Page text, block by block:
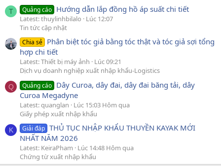
T Quảng cáo Hướng dẫn lắp đồng hồ áp suất chi tiết
Latest: thuylinhbilalo
Lúc 12:07
Tin tức cập nhật
Chia sẻ Phân biệt tóc giả bằng tóc thật và tóc giả sợi tổng
hợp chi tiết
Latest: Thiết bị máy ảnh
Lúc 09:21
Dịch vụ doanh nghiệp xuất nhập khẩu-Logistics
Q Quảng cáo Dây Curoa, dây đai, dây đai băng tải, dây
Curoa Megadyne
Latest: quanglan
Lúc 15:03 Hôm qua
Giấy phép xuất nhập khẩu
K Giải đáp THỦ TỤC NHẬP KHẨU THUYỀN KAYAK MỚI
NHẤT NĂM 2026
Latest: KeiraPham
Lúc 14:48 Hôm qua
Chứng từ xuất nhập khẩu